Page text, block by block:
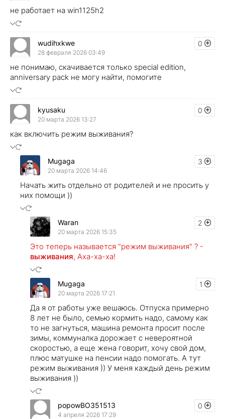
не работает на win1125h2
0
wudihxkwe
28 февраля 2026 03:49
не понимаю, скачивается только special edition,
anniversary pack не могу найти, помогите
0
kyusaku
20 марта 2026 13:27
как включить режим выживания?
3
Mugaga
20 марта 2026 14:46
Начать жить отдельно от родителей и не просить у
них помощи ))
2
Waran
20 марта 2026 15:35
Это теперь называется "режим выживания" ? -
выживания, Аха-ха-ха!
1
Mugaga
20 марта 2026 17:21
Да я от работы уже вешаюсь. Отпуска примерно
8 лет не было, семью кормить надо, самому как
то не загнуться, машина ремонта просит после
зимы, коммуналка дорожает с невероятной
скоростью, а еще жена говорит, хочу свой дом,
плюс матушке на пенсии надо помогать. А тут
режим выживания )) У меня каждый день режим
выживания ))
0
popowBO351513
4 апреля 2026 17:29